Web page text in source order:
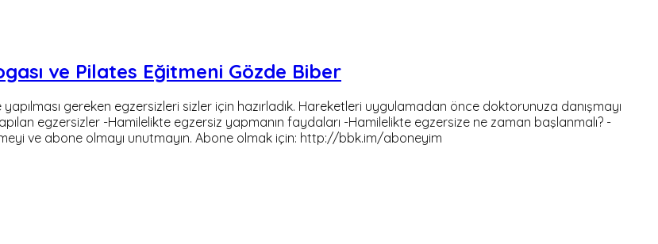
ve Pilates Eğitmeni Gözde Biber
gereken egzersizleri sizler için hazırladık. Hareketleri uygulamadan önce doktorunuza danışmayı
egzersizler -Hamilelikte egzersiz yapmanın faydaları -Hamilelikte egzersize ne zaman başlanmalı? -
ve abone olmayı unutmayın. Abone olmak için: http://bbk.im/aboneyim